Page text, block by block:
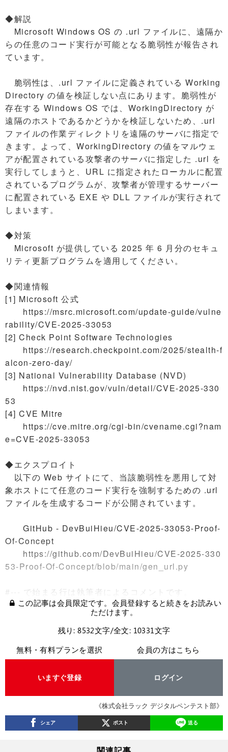
◆解説
Microsoft Windows OS の .url ファイルに、遠隔か
らの任意のコード実行が可能となる脆弱性が報告され
ています。
脆弱性は、.url ファイルに定義されている Working
Directory の値を検証しない点にあります。脆弱性が
存在する Windows OS では、WorkingDirectory が
遠隔のホストであるかどうかを検証しないため、.url
ファイルの作業ディレクトリを遠隔のサーバに指定で
きます。よって、WorkingDirectory の値をマルウェ
アが配置されている攻撃者のサーバに指定した .url を
実行してしまうと、URL に指定されたローカルに配置
されているプログラムが、攻撃者が管理するサーバー
に配置されている EXE や DLL ファイルが実行されて
しまいます。
◆対策
Microsoft が提供している 2025 年 6 月分のセキュ
リティ更新プログラムを適用してください。
◆関連情報
[1] Microsoft 公式
https://msrc.microsoft.com/update-guide/vulne
rability/CVE-2025-33053
[2] Check Point Software Technologies
https://research.checkpoint.com/2025/stealth-f
alcon-zero-day/
[3] National Vulnerability Database (NVD)
https://nvd.nist.gov/vuln/detail/CVE-2025-330
53
[4] CVE Mitre
https://cve.mitre.org/cgi-bin/cvename.cgi?nam
e=CVE-2025-33053
◆エクスプロイト
以下の Web サイトにて、当該脆弱性を悪用して対
象ホストにて任意のコード実行を強制するための .url
ファイルを生成するコードが公開されています。
GitHub - DevBuiHieu/CVE-2025-33053-Proof-
Of-Concept
https://github.com/DevBuiHieu/CVE-2025-330
53-Proof-Of-Concept/blob/main/gen_url.py
#--- で始まる行は執筆者によるコメントです。
この記事は会員限定です。会員登録すると続きをお読みい
ただけます。
残り: 8532文字/全文: 10331文字
無料・有料プランを選択
いますぐ登録
会員の方はこちら
ログイン
《株式会社ラック デジタルペンテスト部》
シェア ポスト 送る
関連記事